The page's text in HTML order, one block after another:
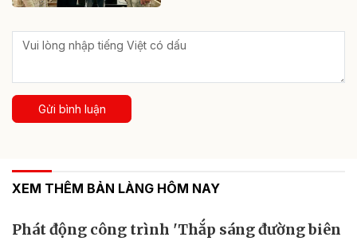
Gửi bình luận
XEM THÊM BẢN LÀNG HÔM NAY
Phát động công trình 'Thắp sáng đường biên